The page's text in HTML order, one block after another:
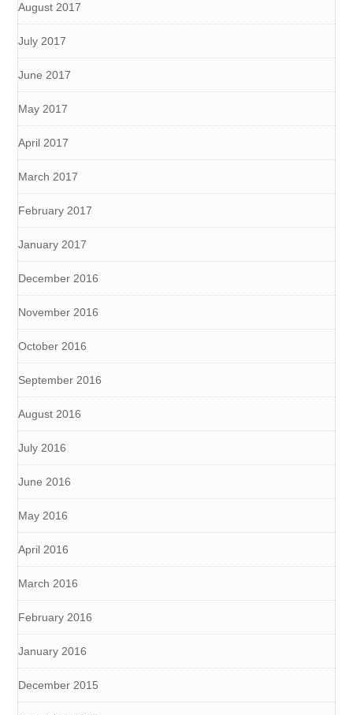
August 2017
July 2017
June 2017
May 2017
April 2017
March 2017
February 2017
January 2017
December 2016
November 2016
October 2016
September 2016
August 2016
July 2016
June 2016
May 2016
April 2016
March 2016
February 2016
January 2016
December 2015